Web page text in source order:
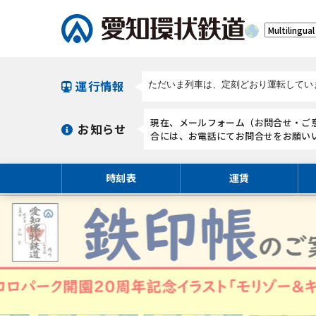
運行情報
お知らせ
現在、メールフォーム（お問合せ・
合には、お電話にてお問合せをお願
時刻表 運賃